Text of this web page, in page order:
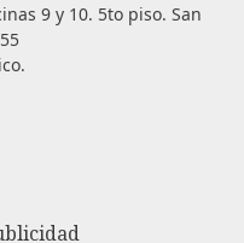
9 y 10. 5to piso. San